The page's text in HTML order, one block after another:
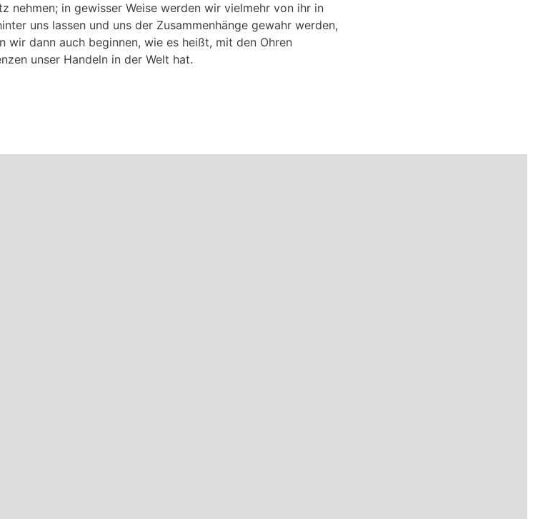
nehmen; in gewisser Weise werden wir vielmehr von ihr in
uns lassen und uns der Zusammenhänge gewahr werden,
wir dann auch beginnen, wie es heißt, mit den Ohren
unser Handeln in der Welt hat.